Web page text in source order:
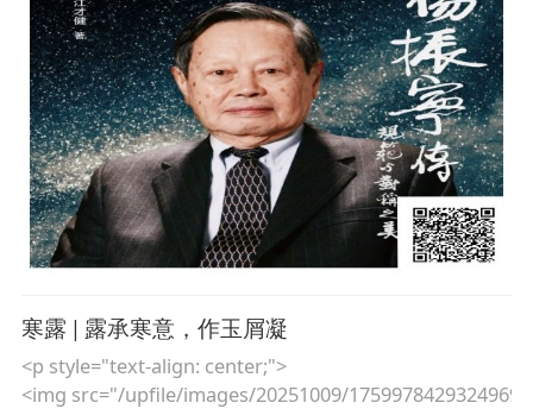
寒露 | 露承寒意，作玉屑凝
<p style="text-align: center;">
<img src="/upfile/images/20251009/